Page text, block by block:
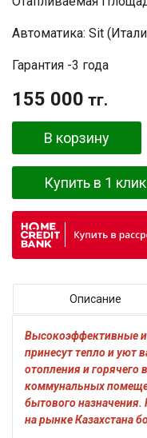
Автоматика: Sit
Гарантия -3 года
155 000 тг.
В корзину
Купить в 1 клик
Описание
Высокоэффективные
принесут тепло и уют
отопления и
коммунальных
бытового
на рынке Казахстана